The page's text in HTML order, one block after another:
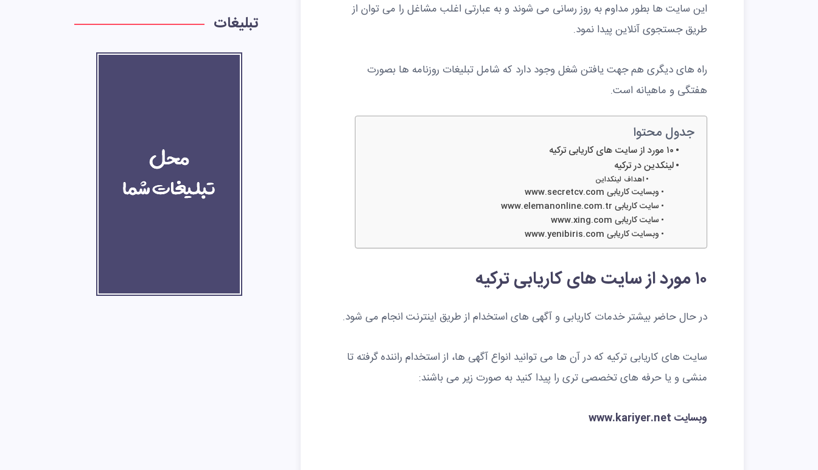
این سایت ها بطور مداوم به روز رسانی می شوند و به عبارتی اغلب مشاغل را می توان از
طریق جستجوی آنلاین پیدا نمود.
راه های دیگری هم جهت یافتن شغل وجود دارد که شامل تبلیغات روزنامه ها بصورت
هفتگی و ماهیانه است.
جدول محتوا
۱۰ مورد از سایت های کاریابی ترکیه
لینکدین در ترکیه
اهداف لینکداین
وبسایت کاریابی www.secretcv.com
سایت کاریابی www.elemanonline.com.tr
سایت کاریابی www.xing.com
وبسایت کاریابی www.yenibiris.com
۱۰ مورد از سایت های کاریابی ترکیه
در حال حاضر بیشتر خدمات کاریابی و آگهی های استخدام از طریق اینترنت انجام می شود.
سایت های کاریابی ترکیه که در آن ها می توانید انواع آگهی ها، از استخدام راننده گرفته تا
منشی و یا حرفه های تخصصی تری را پیدا کنید به صورت زیر می باشند:
وبسایت www.kariyer.net
تبلیغات